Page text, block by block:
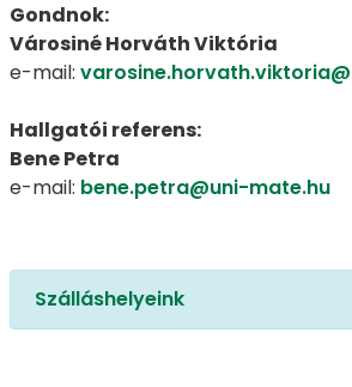
Gondnok:
Városiné Horváth Viktória
e-mail:
Hallgatói referens:
Bene Petra
e-mail: bene.petra@uni-mate.hu
Szálláshelyeink